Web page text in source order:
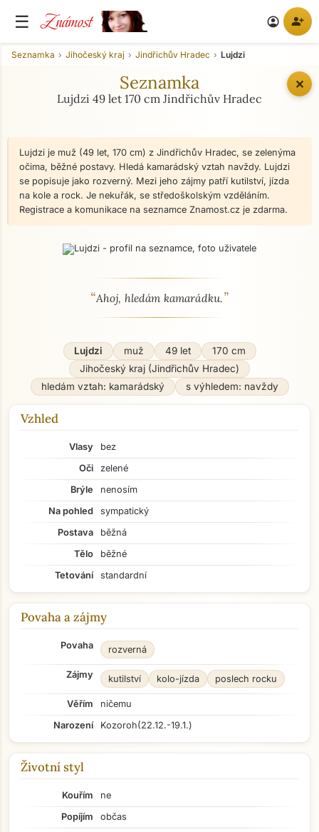
☰ Známost account_circle person_add
✕
Seznamka Jihočeský kraj Jindřichův Hradec Lujdzi
Seznamka
Lujdzi 49 let 170 cm Jindřichův Hradec
Lujdzi je muž (49 let, 170 cm) z Jindřichův Hradec, se zelenýma
očima, běžné postavy. Hledá kamarádský vztah navždy. Lujdzi
se popisuje jako rozverný. Mezi jeho zájmy patří kutilství, jízda
na kole a rock. Je nekuřák, se středoškolským vzděláním.
Registrace a komunikace na seznamce Znamost.cz je zdarma.
O mně - seznamka profil
“Ahoj, hledám kamarádku.”
Lujdzi muž 49 let
170 cm
Jihočeský kraj (Jindřichův Hradec)
hledám vztah: kamarádský
s výhledem: navždy
Vzhled
Vlasy
bez
Oči
zelené
Brýle
nenosím
Na pohled
sympatický
Postava
běžná
Tělo
běžné
Tetování
standardní
Povaha a zájmy
Povaha rozverná
Zájmy kutilství kolo-jízda poslech rocku
Věřím
ničemu
Narození
Kozoroh(22.12.-19.1.)
Životní styl
Kouřím
ne
Popíjím
občas